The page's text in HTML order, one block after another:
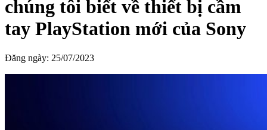
chúng tôi biết về thiết bị cầm
tay PlayStation mới của Sony
Đăng ngày: 25/07/2023